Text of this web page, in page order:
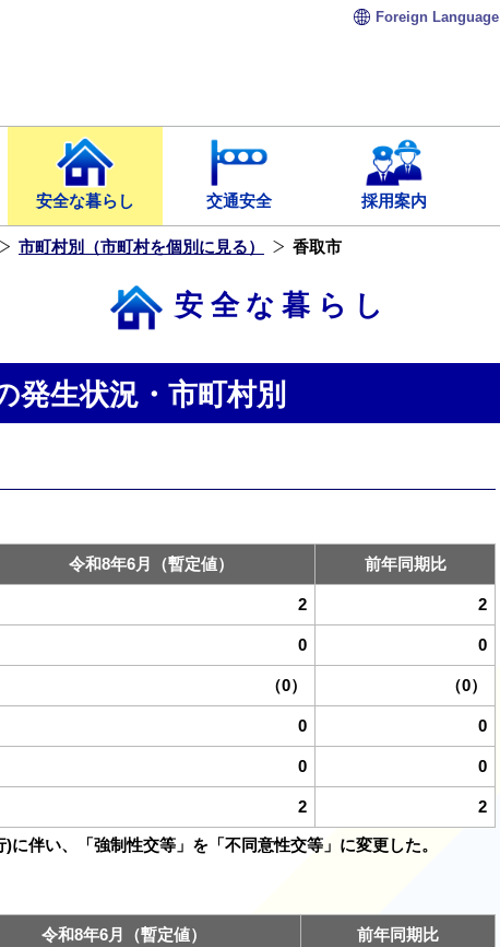
Foreign Language
安全な暮らし 交通安全 採用案内
市町村別（市町村を個別に見る） 香取市
安全な暮らし
発生状況・市町村別
令和8年6月（暫定値） 前年同期比
2 2
0 0
（0） （0）
0 0
0 0
2 2
伴い、「強制性交等」を「不同意性交等」に変更した。
令和8年6月（暫定値） 前年同期比